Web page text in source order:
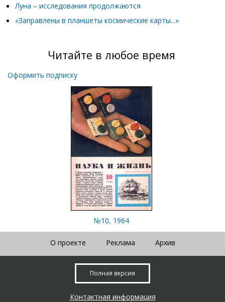
Луна – исследования продолжаются
«Заправлены в планшеты космические карты...»
Читайте в любое время
Оформить подписку
№10, 1964
О проекте Реклама Архив
Полная версия
Контактная информация